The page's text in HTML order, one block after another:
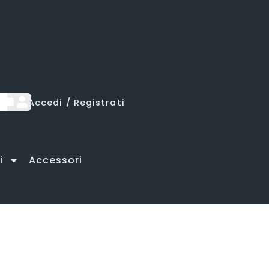
Accedi / Registrati
Accessori